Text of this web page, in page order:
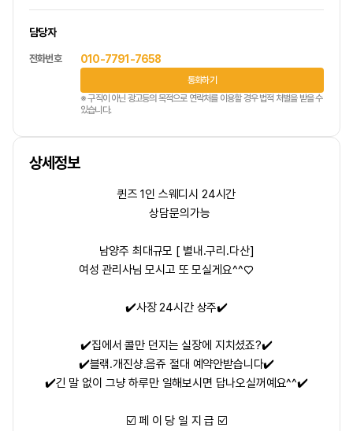
담당자
전화번호 010-7791-7658
통화하기
※ 구직이 아닌 광고등의 목적으로 연락처를 이용할 경우 법적 처벌을 받을 수
있습니다.
상세정보
퀸즈 1인 스웨디시 24시간
상담문의가능
남양주 최대규모 [ 별내.구리.다산]
여성 관리사님 모시고 또 모실게요^^♡
✔️사장 24시간 상주✔️
✔️집에서 콜만 던지는 실장에 지치셨죠?✔️
✔️블랚.개진샹.음쥬 절대 예약안받습니다✔️
✔️긴 말 없이 그냥 하루만 일해보시면 답나오실꺼예요^^✔️
☑️ 페 이 당 일 지 급 ☑️